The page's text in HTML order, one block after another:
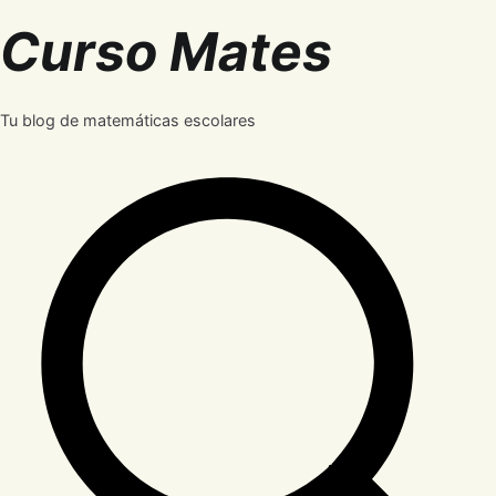
al
contenido
Curso Mates
Tu blog de matemáticas escolares